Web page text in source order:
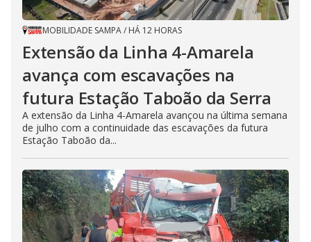
MOBILIDADE SAMPA/ HÁ 12 HORAS
Extensão da Linha 4-Amarela
avança com escavações na
futura Estação Taboão da Serra
A extensão da Linha 4-Amarela avançou na última semana
de julho com a continuidade das escavações da futura
Estação Taboão da...